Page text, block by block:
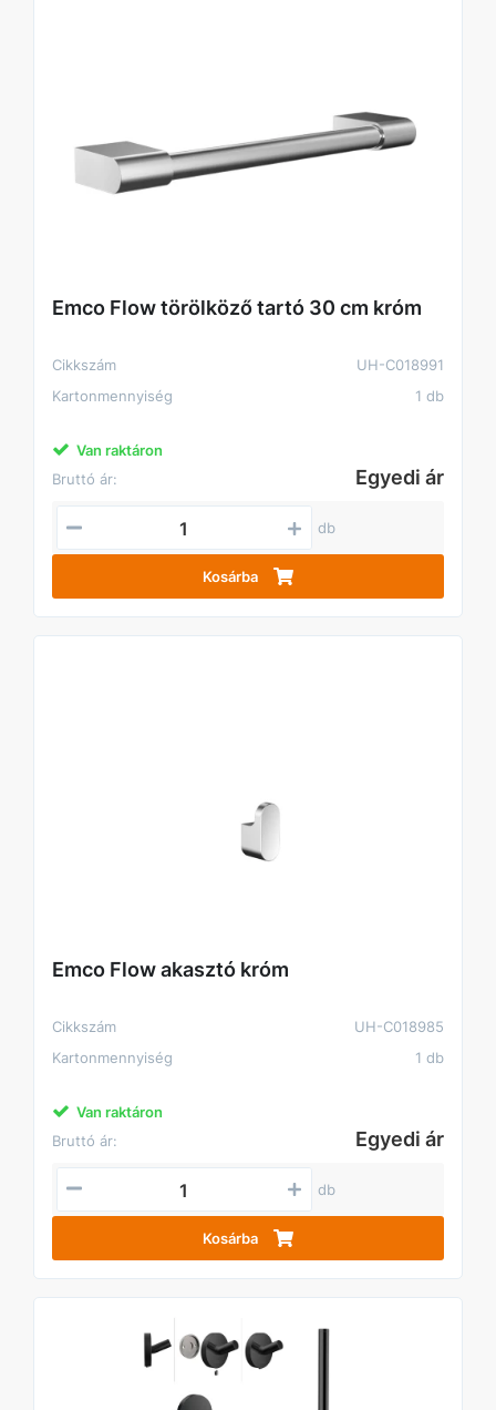
Emco Flow törölköző tartó 30 cm króm
Cikkszám
UH-C018991
Kartonmennyiség
1 db
Van raktáron
Bruttó ár:
Egyedi ár
db
Kosárba
Emco Flow akasztó króm
Cikkszám
UH-C018985
Kartonmennyiség
1 db
Van raktáron
Bruttó ár:
Egyedi ár
db
Kosárba